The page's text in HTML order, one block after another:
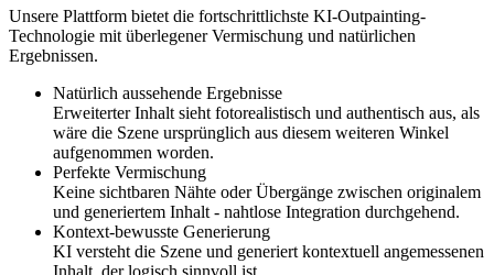
Unsere Plattform bietet die fortschrittlichste KI-Outpainting-
Technologie mit überlegener Vermischung und natürlichen
Ergebnissen.
Natürlich aussehende Ergebnisse
Erweiterter Inhalt sieht fotorealistisch und authentisch aus, als
wäre die Szene ursprünglich aus diesem weiteren Winkel
aufgenommen worden.
Perfekte Vermischung
Keine sichtbaren Nähte oder Übergänge zwischen originalem
und generiertem Inhalt - nahtlose Integration durchgehend.
Kontext-bewusste Generierung
KI versteht die Szene und generiert kontextuell angemessenen